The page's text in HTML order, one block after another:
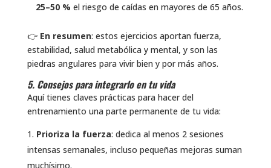
25–50 % el riesgo de caídas en mayores de 65 años.
👉 En resumen: estos ejercicios aportan fuerza,
estabilidad, salud metabólica y mental, y son las
piedras angulares para vivir bien y por más años.
5. Consejos para integrarlo en tu vida
Aquí tienes claves prácticas para hacer del
entrenamiento una parte permanente de tu vida:
Prioriza la fuerza: dedica al menos 2 sesiones
intensas semanales, incluso pequeñas mejoras suman
muchísimo.